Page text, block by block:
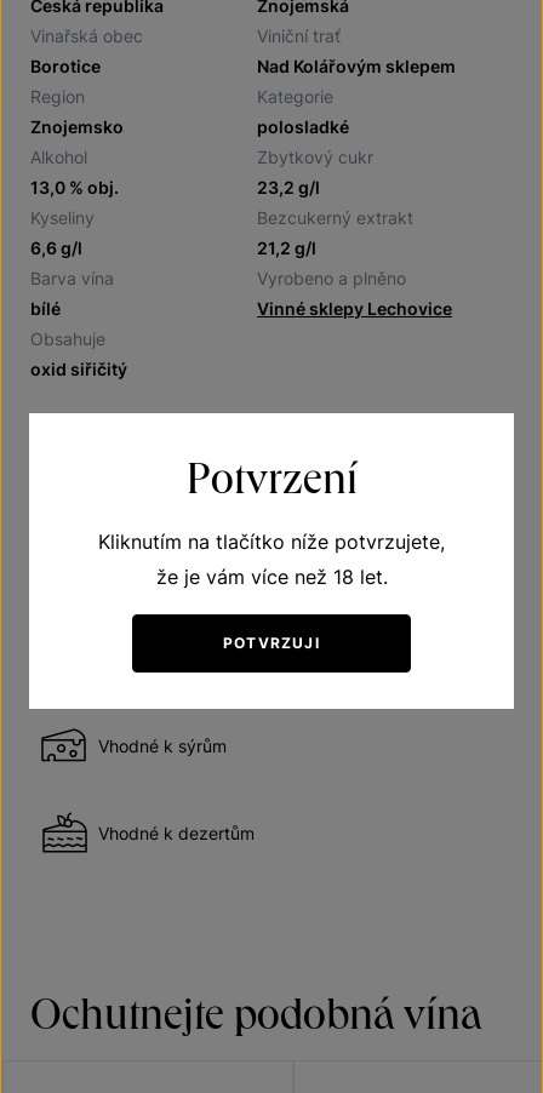
Česká republika
Znojemská
Vinařská obec
Borotice
Viniční trať
Nad Kolářovým sklepem
Region
Znojemsko
Kategorie
polosladké
Alkohol
13,0 % obj.
Zbytkový cukr
23,2 g/l
Kyseliny
6,6 g/l
Bezcukerný extrakt
21,2 g/l
Barva vína
bílé
Vyrobeno a plněno
Vinné sklepy Lechovice
Obsahuje
oxid siřičitý
Víno polosladké
Vhodné k sýrům
Vhodné k dezertům
Ochutnejte podobná vína
Potvrzení
Kliknutím na tlačítko níže potvrzujete,
že je vám více než 18 let.
POTVRZUJI